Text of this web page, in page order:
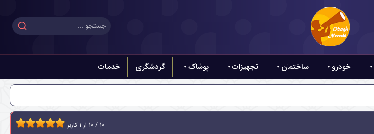
خودرو ساختمان تجهیزات پوشاک گردشگری خدمات
10 / 10 از 1 کاربر